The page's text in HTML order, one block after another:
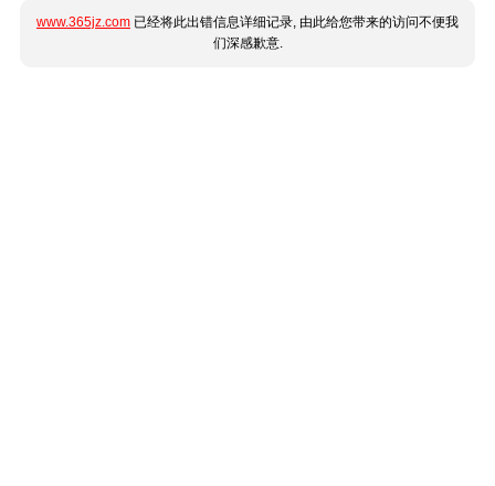
www.365jz.com 已经将此出错信息详细记录, 由此给您带来的访问不便我
们深感歉意.